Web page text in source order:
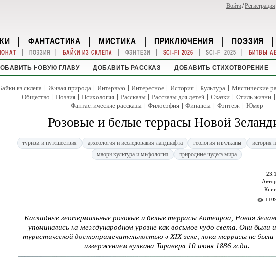
Войти/Регистрация
| ФАНТАСТИКА | МИСТИКА | ПРИКЛЮЧЕНИЯ | ПОЭЗИЯ |
| ПОЭЗИЯ | БАЙКИ ИЗ СКЛЕПА | ФЭНТЕЗИ | SCI-FI 2026 | SCI-FI 2025 | БИТВЫ
НОВУЮ ГЛАВУ ДОБАВИТЬ РАССКАЗ ДОБАВИТЬ СТИХОТВОРЕНИЕ
из склепа | Живая природа | Интервью | Интересное | История | Культура | Мистические
Общество | Поэзия | Психология | Рассказы | Рассказы для детей | Сказки | Стиль жизни |
Фантастические рассказы | Философия | Финансы | Фэнтези | Юмор
Розовые и белые террасы Новой
туризм и путешествия археология и исследования ландшафта геология и вулканы
история
маори культура и мифология
природные чудеса мира
Каскадные геотермальные розовые и белые террасы Аотеароа, Новая
упоминались на международном уровне как восьмое чудо света. Они были
туристической достопримечательностью в XIX веке, пока террасы не были
извержением вулкана Таравера 10 июня 1886 года.